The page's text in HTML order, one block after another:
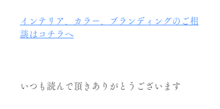
インテリア、カラー、ブランディングのご相
談はコチラへ
いつも読んで頂きありがとうございます